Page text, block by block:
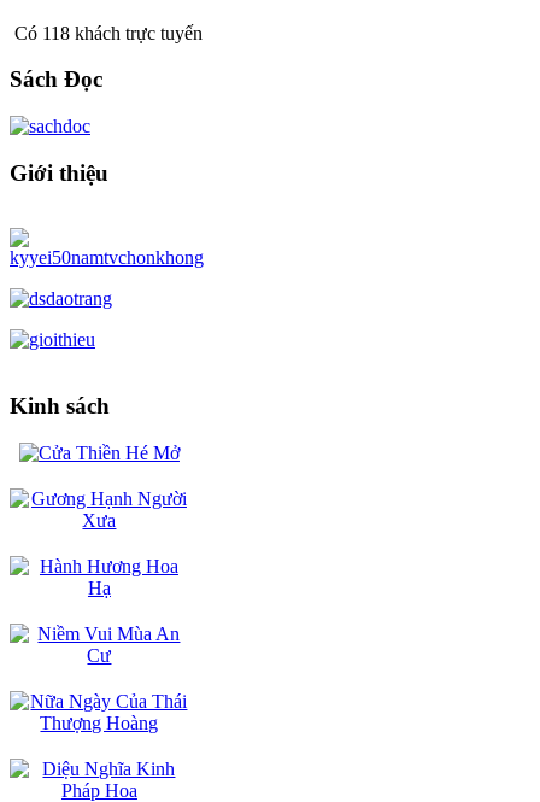
Có 118 khách trực tuyến
Sách Đọc
Giới thiệu
Kinh sách